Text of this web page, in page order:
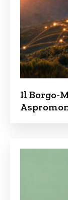
Il Borgo-